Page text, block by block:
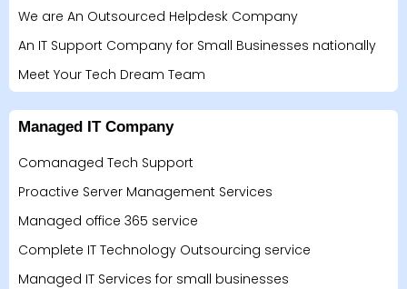
We are An Outsourced Helpdesk Company
An IT Support Company for Small Businesses nationally
Meet Your Tech Dream Team
Managed IT Company
Comanaged Tech Support
Proactive Server Management Services
Managed office 365 service
Complete IT Technology Outsourcing service
Managed IT Services for small businesses